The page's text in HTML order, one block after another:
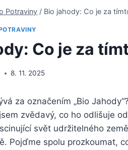
Potraviny / Bio jahody: Co je za
Co je za
8. 11. 2025
za označením „Bio
zvědavý, co ho odlišuje
svět‌ udržitelného
‍Pojďme‍ spolu prozkoumat,